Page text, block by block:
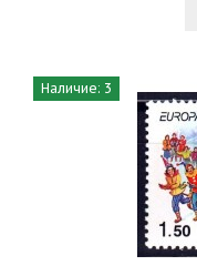
Наличие: 3